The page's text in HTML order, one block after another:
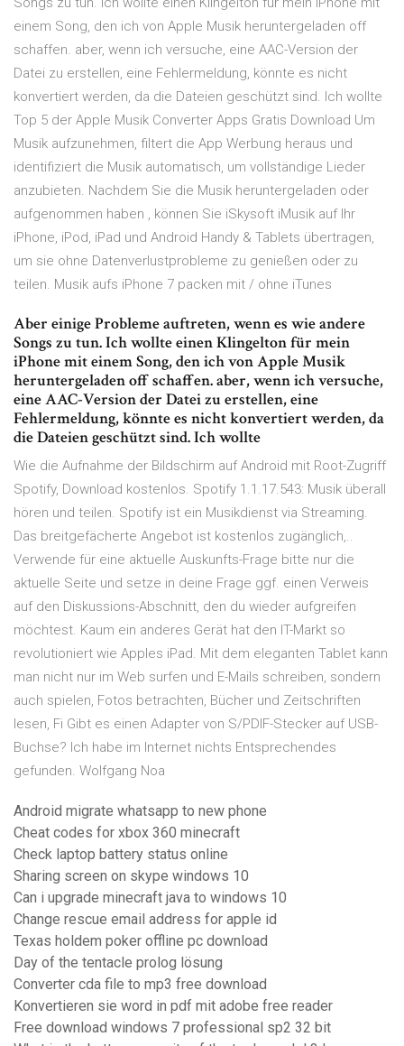
einem Song, den ich von Apple Musik heruntergeladen off
schaffen. aber, wenn ich versuche, eine AAC-Version der
Datei zu erstellen, eine Fehlermeldung, könnte es nicht
konvertiert werden, da die Dateien geschützt sind. Ich wollte
Top 5 der Apple Musik Converter Apps Gratis Download Um
Musik aufzunehmen, filtert die App Werbung heraus und
identifiziert die Musik automatisch, um vollständige Lieder
anzubieten. Nachdem Sie die Musik heruntergeladen oder
aufgenommen haben , können Sie iSkysoft iMusik auf Ihr
iPhone, iPod, iPad und Android Handy & Tablets übertragen,
um sie ohne Datenverlustprobleme zu genießen oder zu
teilen. Musik aufs iPhone 7 packen mit / ohne iTunes
Aber einige Probleme auftreten, wenn es wie andere
Songs zu tun. Ich wollte einen Klingelton für mein
iPhone mit einem Song, den ich von Apple Musik
heruntergeladen off schaffen. aber, wenn ich versuche,
eine AAC-Version der Datei zu erstellen, eine
Fehlermeldung, könnte es nicht konvertiert werden, da
die Dateien geschützt sind. Ich wollte
Wie die Aufnahme der Bildschirm auf Android mit Root-Zugriff
Spotify, Download kostenlos. Spotify 1.1.17.543: Musik überall
hören und teilen. Spotify ist ein Musikdienst via Streaming.
Das breitgefächerte Angebot ist kostenlos zugänglich,..
Verwende für eine aktuelle Auskunfts-Frage bitte nur die
aktuelle Seite und setze in deine Frage ggf. einen Verweis
auf den Diskussions-Abschnitt, den du wieder aufgreifen
möchtest. Kaum ein anderes Gerät hat den IT-Markt so
revolutioniert wie Apples iPad. Mit dem eleganten Tablet kann
man nicht nur im Web surfen und E-Mails schreiben, sondern
auch spielen, Fotos betrachten, Bücher und Zeitschriften
lesen, Fi Gibt es einen Adapter von S/PDIF-Stecker auf USB-
Buchse? Ich habe im Internet nichts Entsprechendes
gefunden. Wolfgang Noa
Android migrate whatsapp to new phone
Cheat codes for xbox 360 minecraft
Check laptop battery status online
Sharing screen on skype windows 10
Can i upgrade minecraft java to windows 10
Change rescue email address for apple id
Texas holdem poker offline pc download
Day of the tentacle prolog lösung
Converter cda file to mp3 free download
Konvertieren sie word in pdf mit adobe free reader
Free download windows 7 professional sp2 32 bit